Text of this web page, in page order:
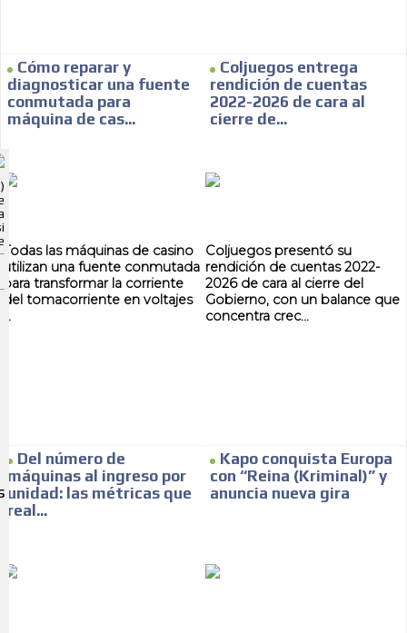
Cómo reparar y
diagnosticar una fuente
conmutada para
máquina de cas...
Todas las máquinas de casino
utilizan una fuente conmutada
para transformar la corriente
del tomacorriente en voltajes
...
Coljuegos entrega
rendición de cuentas
2022-2026 de cara al
cierre de...
Coljuegos presentó su
rendición de cuentas 2022-
2026 de cara al cierre del
Gobierno, con un balance que
concentra crec...
Del número de
máquinas al ingreso por
unidad: las métricas que
real...
Kapo conquista Europa
con “Reina (Kriminal)” y
anuncia nueva gira
ADVERTISEMENT